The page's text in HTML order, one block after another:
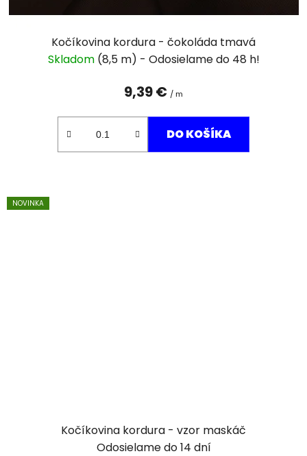
Kočíkovina kordura - čokoláda tmavá
Skladom (8,5 m)
9,39 € / m
DO KOŠÍKA
NOVINKA
Kočíkovina kordura - vzor maskáč
Odosielame do 14 dní